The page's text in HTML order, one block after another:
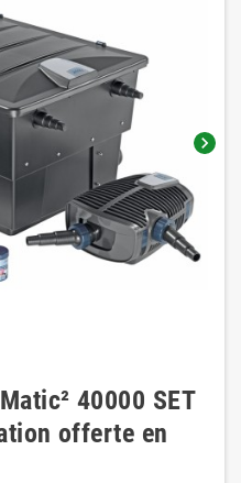
chevron_right
40000 SET
offerte en